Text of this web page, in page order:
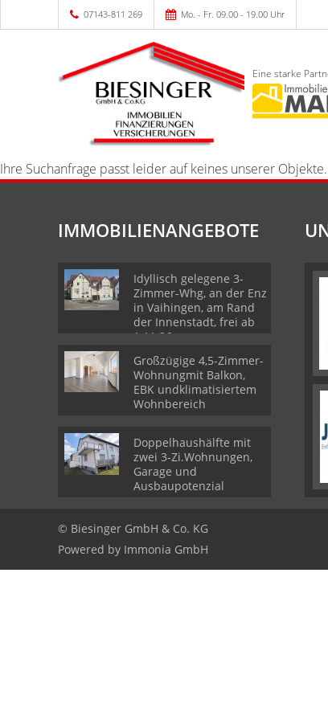
07143-811 269 Mo. - Fr. 09.00 - 19.00 Uhr
Eine starke
Ihre Suchanfrage passt leider auf keines unserer Objekte.
IMMOBILIENANGEBOTE
Idyllisch gelegene 3-
Zimmer-Whg, an der Enz
in Vaihingen, am Rand
der Innenstadt, frei ab
1.11.26
Großzügige 4,5-Zimmer-
Wohnungmit Balkon,
EBK undklimatisiertem
Wohnbereich
Doppelhaushälfte mit
zwei 3-Zi.Wohnungen,
Garage und
Ausbaupotenzial
© Biesinger GmbH & Co. KG
Powered by Immonia GmbH